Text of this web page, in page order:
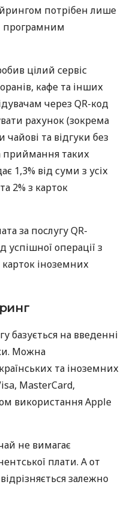
потрібен лише
програмним
цілий сервіс
кафе та інших
через QR-код
рахунок (зокрема
та відгуки без
приймання таких
1,3% від суми з усіх
2% з карток
за послугу QR-
успішної операції з
карток іноземних
базується на введенні
Можна
та іноземних
MasterCard,
використання Apple
не вимагає
плати. А от
залежно